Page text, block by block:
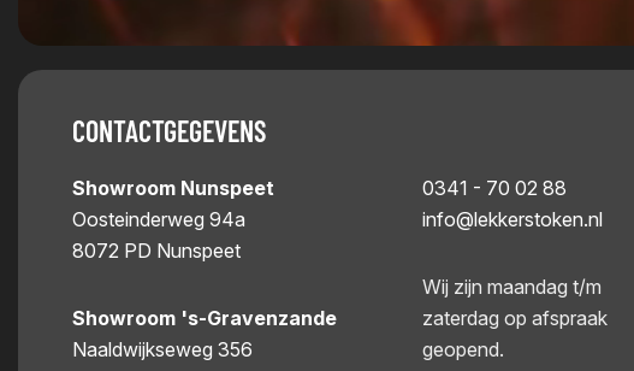
CONTACTGEGEVENS
Showroom Nunspeet
Oosteinderweg 94a
8072 PD Nunspeet
Showroom 's-Gravenzande
Naaldwijkseweg 356
0341 - 70 02 88
info@lekkerstoken.nl
Wij zijn maandag t/m
zaterdag op afspraak
geopend.